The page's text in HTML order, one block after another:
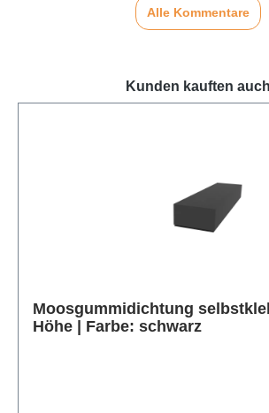
Alle Kommentare
Kunden kauften auch
Moosgummidichtung
Höhe | Farbe: schwarz